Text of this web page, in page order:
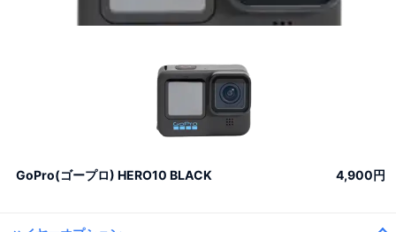
GoPro(ゴープロ) HERO10 BLACK 4,900円